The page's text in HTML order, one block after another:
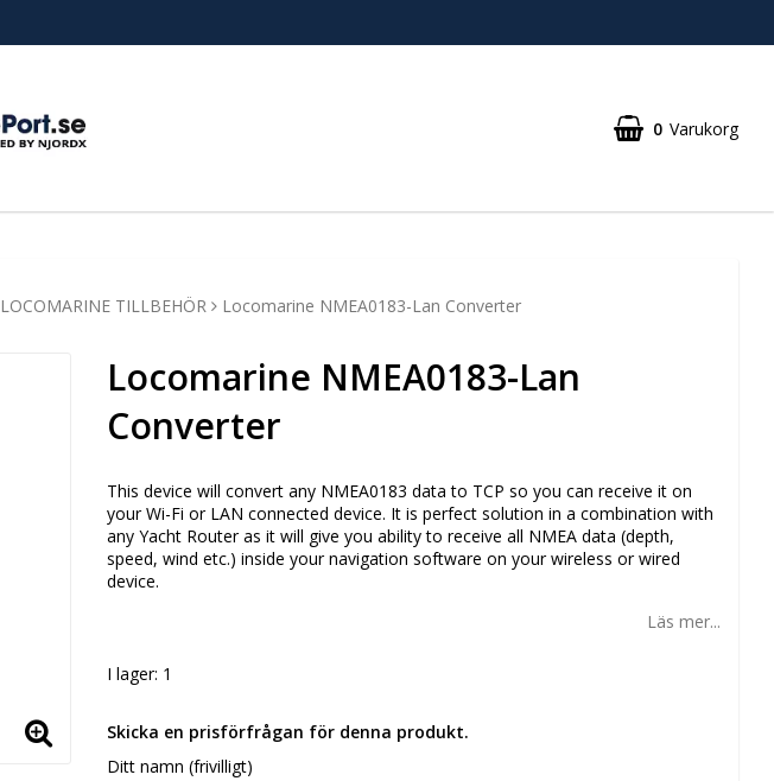
0 Varukorg
LOCOMARINE TILLBEHÖR Locomarine NMEA0183-Lan Converter
Locomarine NMEA0183-Lan
Converter
This device will convert any NMEA0183 data to TCP so you can receive it on
your Wi-Fi or LAN connected device. It is perfect solution in a combination with
any Yacht Router as it will give you ability to receive all NMEA data (depth,
speed, wind etc.) inside your navigation software on your wireless or wired
device.
Läs mer...
I lager: 1
Skicka en prisförfrågan för denna produkt.
Ditt namn (frivilligt)